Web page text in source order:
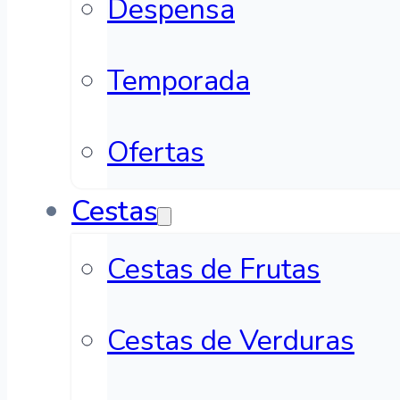
Despensa
Temporada
Ofertas
Cestas
Cestas de Frutas
Cestas de Verduras